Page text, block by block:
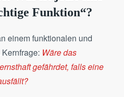
Funktion“?
einem funktionalen und
Wäre das
gefährdet, falls eine